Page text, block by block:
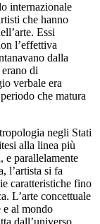
internazionale
che hanno
Essi
l’effettiva
dalla
di
verbale era
che matura
negli Stati
alla linea più
e parallelamente
l’artista si fa
caratteristiche fino
L’arte concettuale
e al mondo